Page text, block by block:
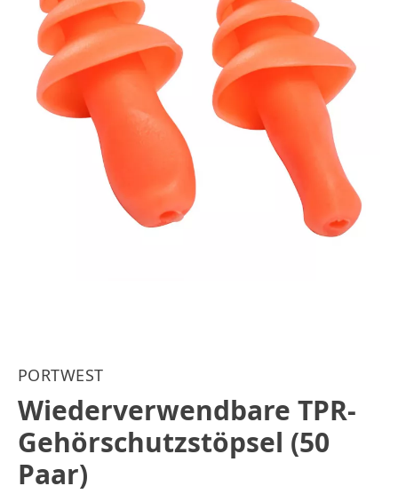
PORTWEST
Wiederverwendbare TPR-
Gehörschutzstöpsel (50
Paar)